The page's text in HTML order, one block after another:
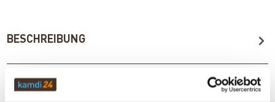
BESCHREIBUNG
TECHNISCHE DATEN